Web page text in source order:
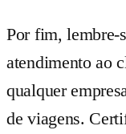
Por fim, lembre-
atendimento ao
qualquer
de viagens.